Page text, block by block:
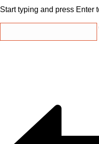
Start typing and press Enter